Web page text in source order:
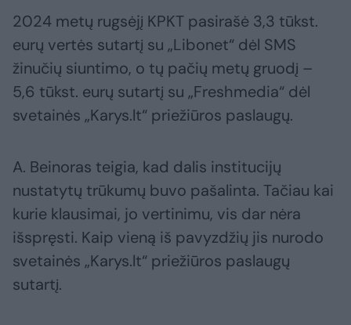
2024 metų rugsėjį KPKT pasirašė 3,3 tūkst.
eurų vertės sutartį su „Libonet“ dėl SMS
žinučių siuntimo, o tų pačių metų gruodį –
5,6 tūkst. eurų sutartį su „Freshmedia“ dėl
svetainės „Karys.lt“ priežiūros paslaugų.
A. Beinoras teigia, kad dalis institucijų
nustatytų trūkumų buvo pašalinta. Tačiau kai
kurie klausimai, jo vertinimu, vis dar nėra
išspręsti. Kaip vieną iš pavyzdžių jis nurodo
svetainės „Karys.lt“ priežiūros paslaugų
sutartį.